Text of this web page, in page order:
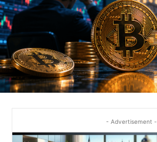
- Advertisement -